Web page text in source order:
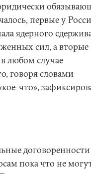
первые у
ядерного
сил, а вторые
любом случае
говоря словами
что»,
пока что не